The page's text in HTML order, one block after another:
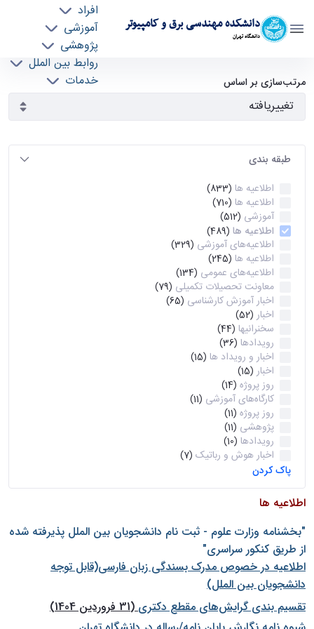
دانشکده مهندسی برق و کامپیوتر
دانشگاه تهران
افراد
آموزشی
پژوهشی
روابط بین الملل
خدمات
آرشیو اطلاعیه ها - ece- دانشکده مهندسی برق و
کامپیوتر
مرتب‌سازی بر اساس
طبقه بندی
اطلاعیه ها (833)
اطلاعیه ها (710)
آموزشی (512)
اطلاعیه ها (489)
اطلاعیه‌های‌ آموزشی (329)
اطلاعیه ها (245)
اطلاعیه‌های عمومی (134)
معاونت تحصیلات تکمیلی (79)
اخبار آموزش کارشناسی (65)
اخبار (52)
سخنرانیها (44)
رویدادها (36)
اخبار و رویداد ها (15)
اخبار (15)
روز پروژه (14)
کارگاه‌های آموزشی (11)
روز پروژه (11)
پژوهشی (11)
رویدادها (10)
اخبار هوش و رباتیک (7)
پاک کردن
اطلاعیه ها
"بخشنامه وزارت علوم - ثبت نام دانشجويان بين الملل پذيرفته شده
از طريق كنكور سراسری"
اطلاعیه در خصوص مدرک بسندگی زبان فارسی(قابل توجه
دانشجویان بین الملل)
تقسیم بندی گرایش‌های مقطع دکتری(31 فروردین 1404)